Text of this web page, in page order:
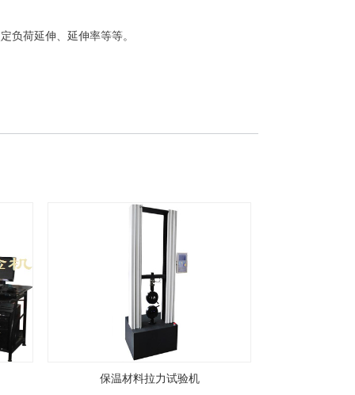
负荷延伸、延伸率等等。
保温材料拉力试验机